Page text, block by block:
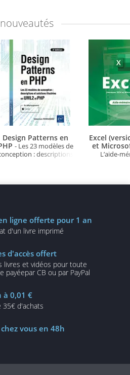
nouveautés
Design Patterns en
- Les 23 modèles de
: descriptions
Excel
et
L’aide-
ligne offerte pour 1 an
d'un livre imprimé
d'accès offert
livres et vidéos pour toute
payéepar CB ou par PayPal
à 0,01 €
35€ d'achats
chez vous en 48h